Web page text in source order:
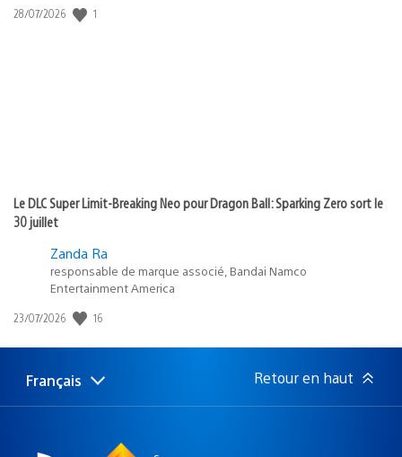
Date
28/07/2026 1
Le DLC Super Limit-Breaking Neo pour Dragon Ball: Sparking Zero sort le
30 juillet
Zanda Ra
responsable de marque associé, Bandai Namco
Entertainment America
Date
publication
23/07/2026 16
Choisir
une
Région
actuelle
Français Retour en haut